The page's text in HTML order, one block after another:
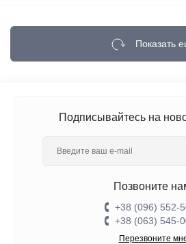
Показать
Подписывайтесь на
Позвоните
+38 (096) 552-
+38 (063) 545-
Перезвоните